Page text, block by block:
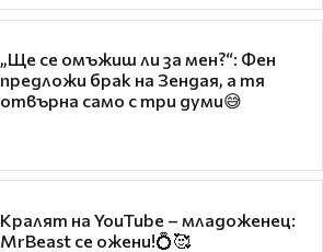
„Ще се омъжиш ли за мен?“: Фен
предложи брак на Зендая, а тя
отвърна само с три думи😅
Кралят на YouTube – младоженец:
MrBeast се ожени!💍🥰